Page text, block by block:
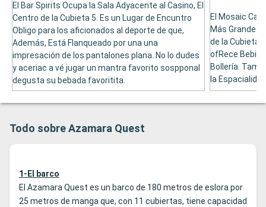
El Bar Spirits Ocupa la Sala Adyacente al Casino, El
Centro de la Cubieta 5. Es un Lugar de Encuntro
Obligo para los aficionados al deporte de que,
Además, Está Flanqueado por una una
impresación de los pantalones plana. No lo dudes
y aceriac a vé jugar un mantra favorito sospponal
degusta su bebada favoritita.
El Mosaic
Más Grandes
de la Cubieta
ofRece
Bollería.
la
Todo sobre Azamara Quest
1-El barco
El Azamara Quest es un barco de 180 metros de eslora por
25 metros de manga que, con 11 cubiertas, tiene capacidad